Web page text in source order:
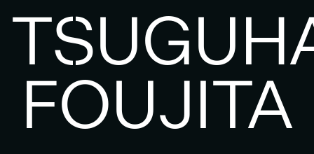
FOUJITA